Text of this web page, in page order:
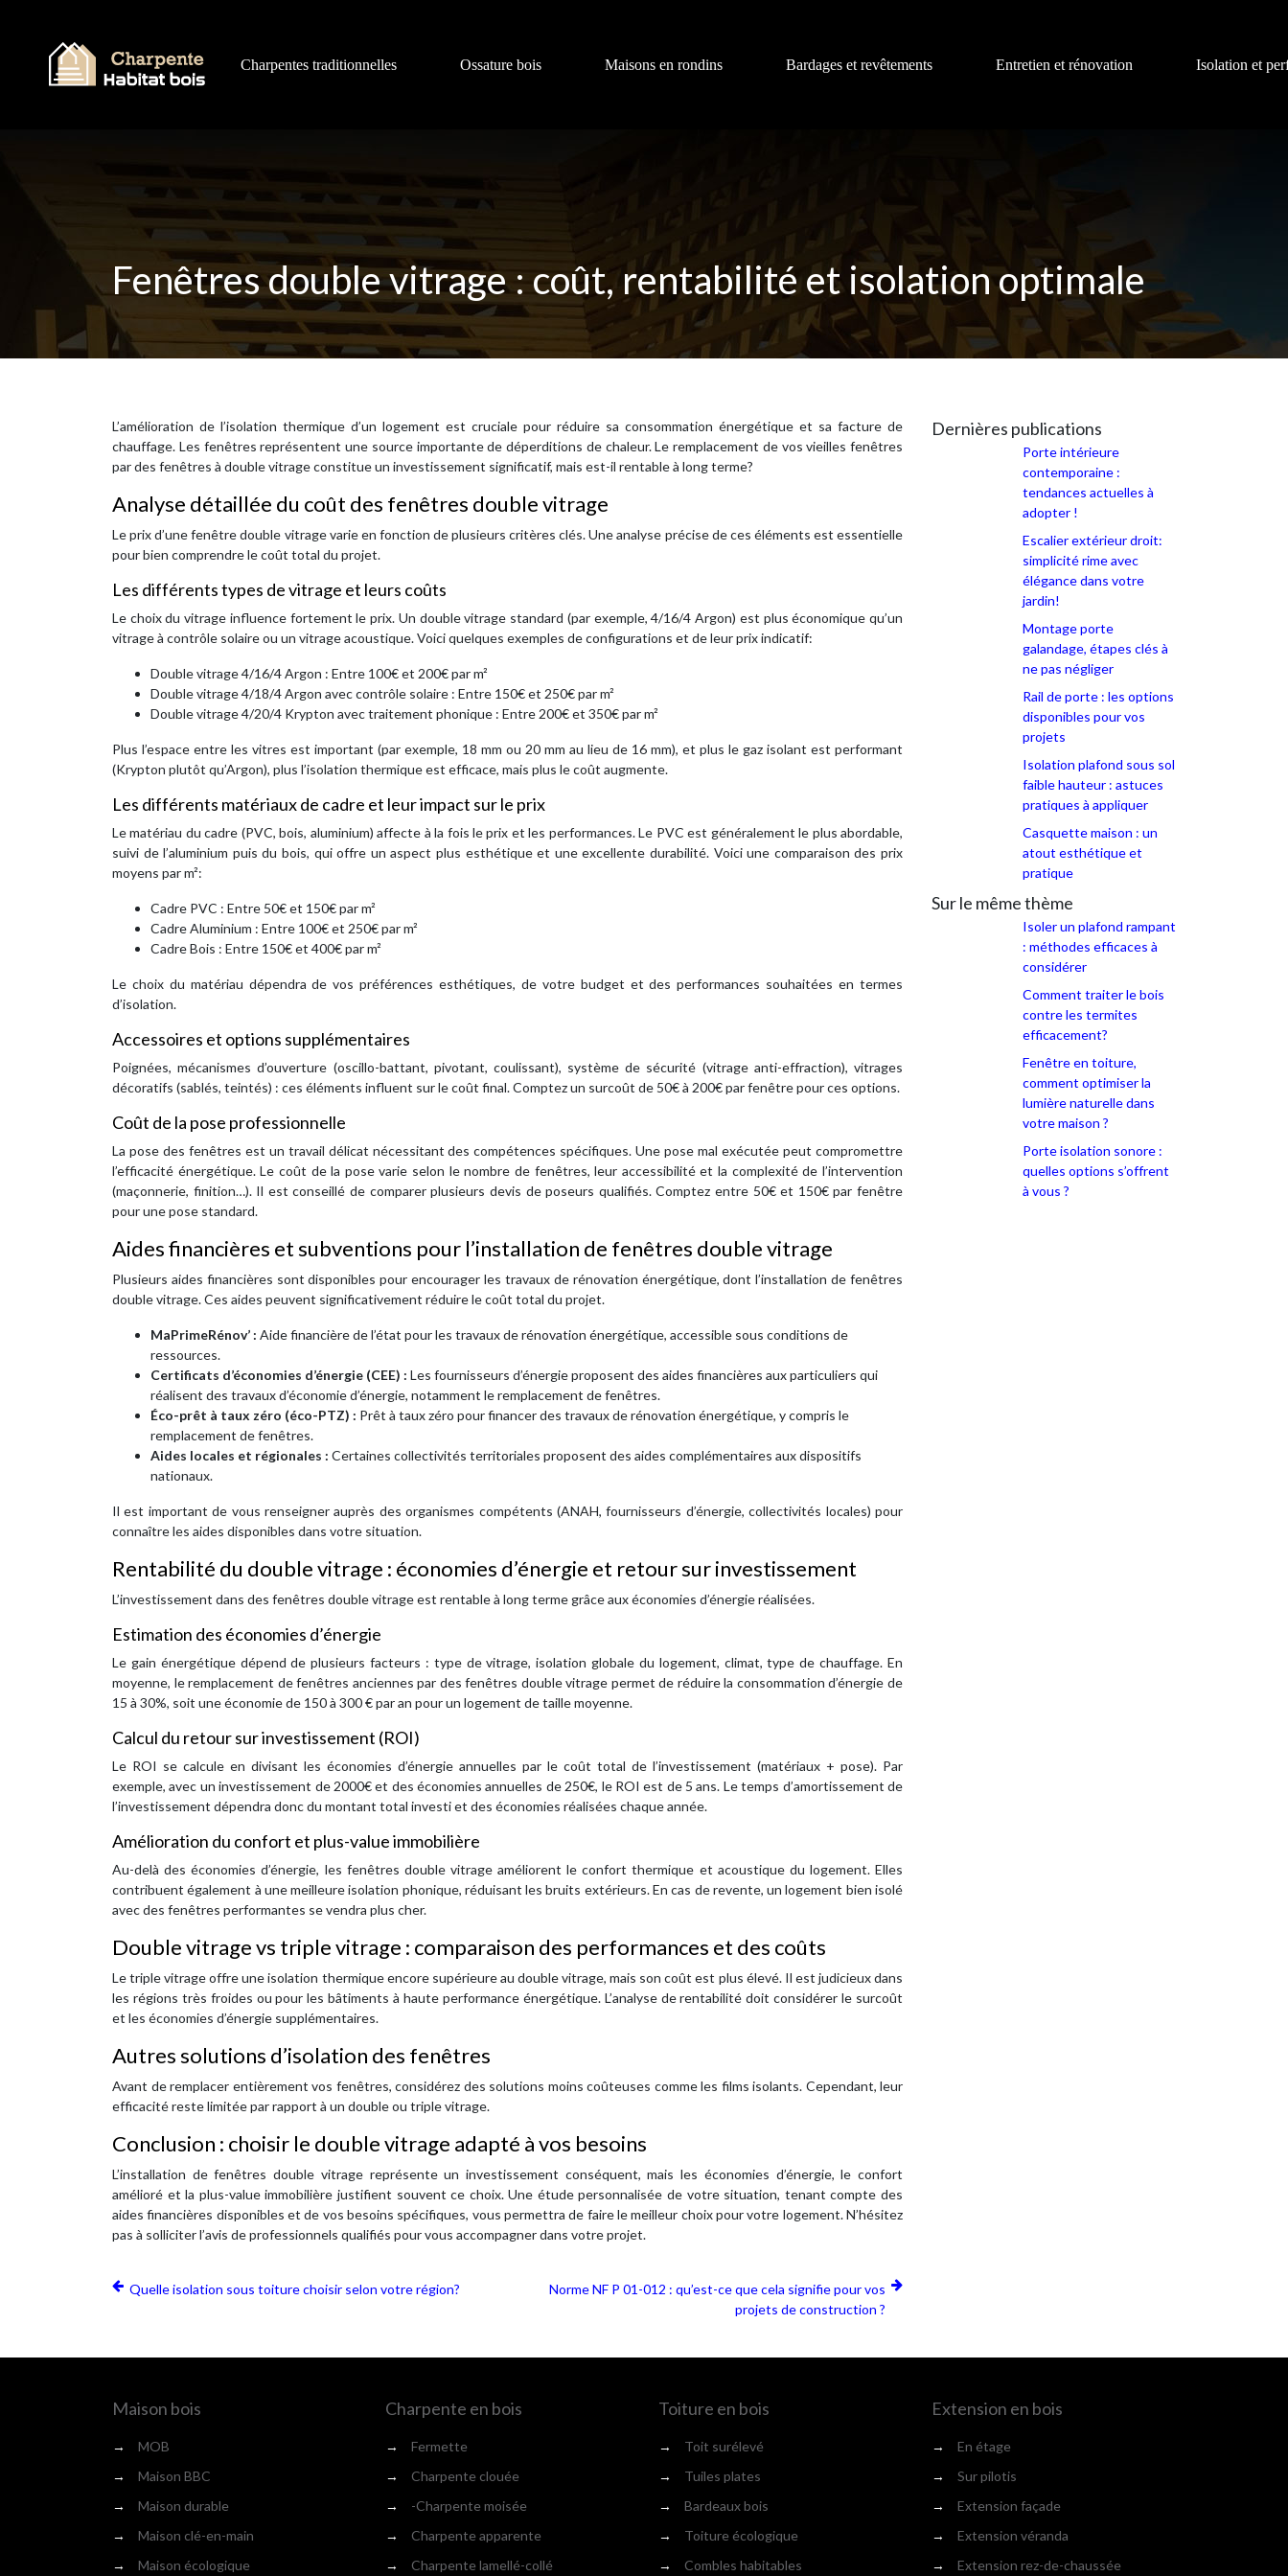
Charpentes traditionnelles Ossature bois Maisons en rondins Bardages et revêtements Entretien et rénovation Isolation et
Fenêtres double vitrage : coût, rentabilité et isolation optimale
L’amélioration de l’isolation thermique d’un logement est cruciale pour réduire sa consommation énergétique et sa facture de
chauffage. Les fenêtres représentent une source importante de déperditions de chaleur. Le remplacement de vos vieilles fenêtres
par des fenêtres à double vitrage constitue un investissement significatif, mais est-il rentable à long terme?
Analyse détaillée du coût des fenêtres double vitrage
Le prix d’une fenêtre double vitrage varie en fonction de plusieurs critères clés. Une analyse précise de ces éléments est essentielle
pour bien comprendre le coût total du projet.
Les différents types de vitrage et leurs coûts
Le choix du vitrage influence fortement le prix. Un double vitrage standard (par exemple, 4/16/4 Argon) est plus économique qu’un
vitrage à contrôle solaire ou un vitrage acoustique. Voici quelques exemples de configurations et de leur prix indicatif:
Double vitrage 4/16/4 Argon : Entre 100€ et 200€ par m²
Double vitrage 4/18/4 Argon avec contrôle solaire : Entre 150€ et 250€ par m²
Double vitrage 4/20/4 Krypton avec traitement phonique : Entre 200€ et 350€ par m²
Plus l’espace entre les vitres est important (par exemple, 18 mm ou 20 mm au lieu de 16 mm), et plus le gaz isolant est performant
(Krypton plutôt qu’Argon), plus l’isolation thermique est efficace, mais plus le coût augmente.
Les différents matériaux de cadre et leur impact sur le prix
Le matériau du cadre (PVC, bois, aluminium) affecte à la fois le prix et les performances. Le PVC est généralement le plus abordable,
suivi de l’aluminium puis du bois, qui offre un aspect plus esthétique et une excellente durabilité. Voici une comparaison des prix
moyens par m²:
Cadre PVC : Entre 50€ et 150€ par m²
Cadre Aluminium : Entre 100€ et 250€ par m²
Cadre Bois : Entre 150€ et 400€ par m²
Le choix du matériau dépendra de vos préférences esthétiques, de votre budget et des performances souhaitées en termes
d’isolation.
Accessoires et options supplémentaires
Poignées, mécanismes d’ouverture (oscillo-battant, pivotant, coulissant), système de sécurité (vitrage anti-effraction), vitrages
décoratifs (sablés, teintés) : ces éléments influent sur le coût final. Comptez un surcoût de 50€ à 200€ par fenêtre pour ces options.
Coût de la pose professionnelle
La pose des fenêtres est un travail délicat nécessitant des compétences spécifiques. Une pose mal exécutée peut compromettre
l’efficacité énergétique. Le coût de la pose varie selon le nombre de fenêtres, leur accessibilité et la complexité de l’intervention
(maçonnerie, finition…). Il est conseillé de comparer plusieurs devis de poseurs qualifiés. Comptez entre 50€ et 150€ par fenêtre
pour une pose standard.
Aides financières et subventions pour l’installation de fenêtres double vitrage
Plusieurs aides financières sont disponibles pour encourager les travaux de rénovation énergétique, dont l’installation de fenêtres
double vitrage. Ces aides peuvent significativement réduire le coût total du projet.
MaPrimeRénov’ : Aide financière de l’état pour les travaux de rénovation énergétique, accessible sous conditions de
ressources.
Certificats d’économies d’énergie (CEE) : Les fournisseurs d’énergie proposent des aides financières aux particuliers qui
réalisent des travaux d’économie d’énergie, notamment le remplacement de fenêtres.
Éco-prêt à taux zéro (éco-PTZ) : Prêt à taux zéro pour financer des travaux de rénovation énergétique, y compris le
remplacement de fenêtres.
Aides locales et régionales : Certaines collectivités territoriales proposent des aides complémentaires aux dispositifs
nationaux.
Il est important de vous renseigner auprès des organismes compétents (ANAH, fournisseurs d’énergie, collectivités locales) pour
connaître les aides disponibles dans votre situation.
Rentabilité du double vitrage : économies d’énergie et retour sur investissement
L’investissement dans des fenêtres double vitrage est rentable à long terme grâce aux économies d’énergie réalisées.
Estimation des économies d’énergie
Le gain énergétique dépend de plusieurs facteurs : type de vitrage, isolation globale du logement, climat, type de chauffage. En
moyenne, le remplacement de fenêtres anciennes par des fenêtres double vitrage permet de réduire la consommation d’énergie de
15 à 30%, soit une économie de 150 à 300 € par an pour un logement de taille moyenne.
Calcul du retour sur investissement (ROI)
Le ROI se calcule en divisant les économies d’énergie annuelles par le coût total de l’investissement (matériaux + pose). Par
exemple, avec un investissement de 2000€ et des économies annuelles de 250€, le ROI est de 5 ans. Le temps d’amortissement de
l’investissement dépendra donc du montant total investi et des économies réalisées chaque année.
Amélioration du confort et plus-value immobilière
Au-delà des économies d’énergie, les fenêtres double vitrage améliorent le confort thermique et acoustique du logement. Elles
contribuent également à une meilleure isolation phonique, réduisant les bruits extérieurs. En cas de revente, un logement bien isolé
avec des fenêtres performantes se vendra plus cher.
Double vitrage vs triple vitrage : comparaison des performances et des coûts
Le triple vitrage offre une isolation thermique encore supérieure au double vitrage, mais son coût est plus élevé. Il est judicieux dans
les régions très froides ou pour les bâtiments à haute performance énergétique. L’analyse de rentabilité doit considérer le surcoût
et les économies d’énergie supplémentaires.
Autres solutions d’isolation des fenêtres
Avant de remplacer entièrement vos fenêtres, considérez des solutions moins coûteuses comme les films isolants. Cependant, leur
efficacité reste limitée par rapport à un double ou triple vitrage.
Conclusion : choisir le double vitrage adapté à vos besoins
L’installation de fenêtres double vitrage représente un investissement conséquent, mais les économies d’énergie, le confort
amélioré et la plus-value immobilière justifient souvent ce choix. Une étude personnalisée de votre situation, tenant compte des
aides financières disponibles et de vos besoins spécifiques, vous permettra de faire le meilleur choix pour votre logement. N’hésitez
pas à solliciter l’avis de professionnels qualifiés pour vous accompagner dans votre projet.
Quelle isolation sous toiture choisir selon votre région?
Norme NF P 01-012 : qu’est-ce que cela signifie pour vos
projets de construction ?
Dernières publications
Porte intérieure
contemporaine :
tendances actuelles à
adopter !
Escalier extérieur droit:
simplicité rime avec
élégance dans votre
jardin!
Montage porte
galandage, étapes clés à
ne pas négliger
Rail de porte : les options
disponibles pour vos
projets
Isolation plafond sous sol
faible hauteur : astuces
pratiques à appliquer
Casquette maison : un
atout esthétique et
pratique
Sur le même thème
Isoler un plafond rampant
: méthodes efficaces à
considérer
Comment traiter le bois
contre les termites
efficacement?
Fenêtre en toiture,
comment optimiser la
lumière naturelle dans
votre maison ?
Porte isolation sonore :
quelles options s’offrent
à vous ?
Maison bois
→
MOB
→
Maison BBC
→
Maison durable
→
Maison clé-en-main
→
Maison écologique
Charpente en bois
→
Fermette
→
Charpente clouée
→
-Charpente moisée
→
Charpente apparente
→
Charpente lamellé-collé
Toiture en bois
→
Toit surélevé
→
Tuiles plates
→
Bardeaux bois
→
Toiture écologique
→
Combles habitables
Extension en bois
→
En étage
→
Sur pilotis
→
Extension façade
→
Extension véranda
→
Extension rez-de-chaussée